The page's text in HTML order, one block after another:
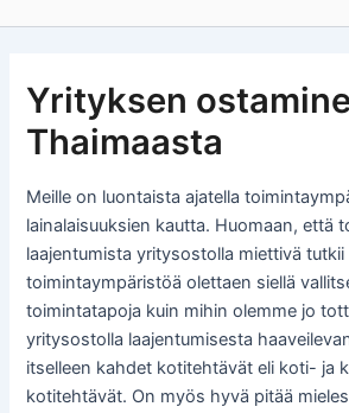
Yrityksen
Thaimaasta
Meille on luontaista ajatella
lainalaisuuksien kautta. Huomaan, että
laajentumista yritysostolla miettivä tutkii
toimintaympäristöä olettaen siellä
toimintatapoja kuin mihin olemme jo
yritysostolla laajentumisesta
itselleen kahdet kotitehtävät eli koti- ja
kotitehtävät. On myös hyvä pitää